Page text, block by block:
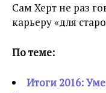
Сам Херт не раз
карьеру «для
По теме:
Итоги 2016: